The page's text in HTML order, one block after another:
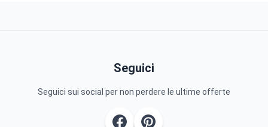
Seguici
Seguici sui social per non perdere le ultime offerte